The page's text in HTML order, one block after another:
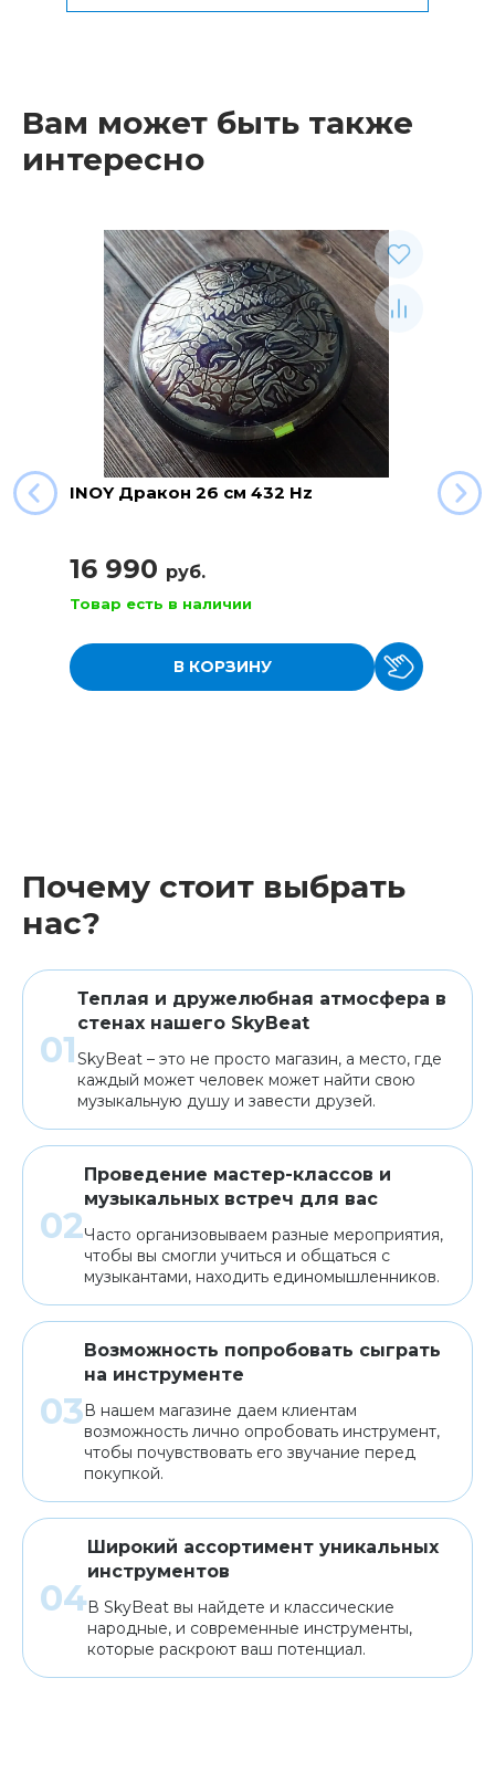
Вам может быть также
интересно
INOY Дракон 26 см 432 Hz
16 990 руб.
Товар есть в наличии
В КОРЗИНУ
Почему стоит выбрать
нас?
Теплая и дружелюбная атмосфера в
стенах нашего SkyBeat
SkyBeat – это не просто магазин, а место, где
каждый может человек может найти свою
музыкальную душу и завести друзей.
Проведение мастер-классов и
музыкальных встреч для вас
Часто организовываем разные мероприятия,
чтобы вы смогли учиться и общаться с
музыкантами, находить единомышленников.
Возможность попробовать сыграть
на инструменте
В нашем магазине даем клиентам
возможность лично опробовать инструмент,
чтобы почувствовать его звучание перед
покупкой.
Широкий ассортимент уникальных
инструментов
В SkyBeat вы найдете и классические
народные, и современные инструменты,
которые раскроют ваш потенциал.